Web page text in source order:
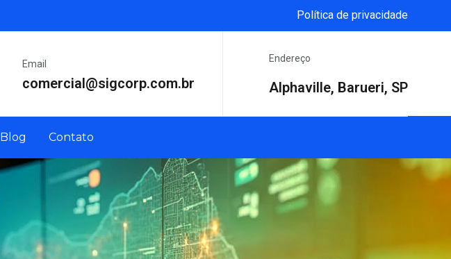
Política de privacidade
Email
comercial@sigcorp.com.br
Endereço
Alphaville, Barueri, SP
Blog Contato